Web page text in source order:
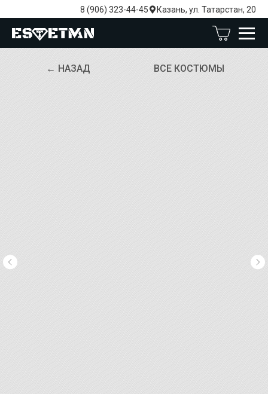
8 (906) 323-44-45 Казань, ул. Татарстан, 20
ВСЕ КОСТЮМЫ
← НАЗАД